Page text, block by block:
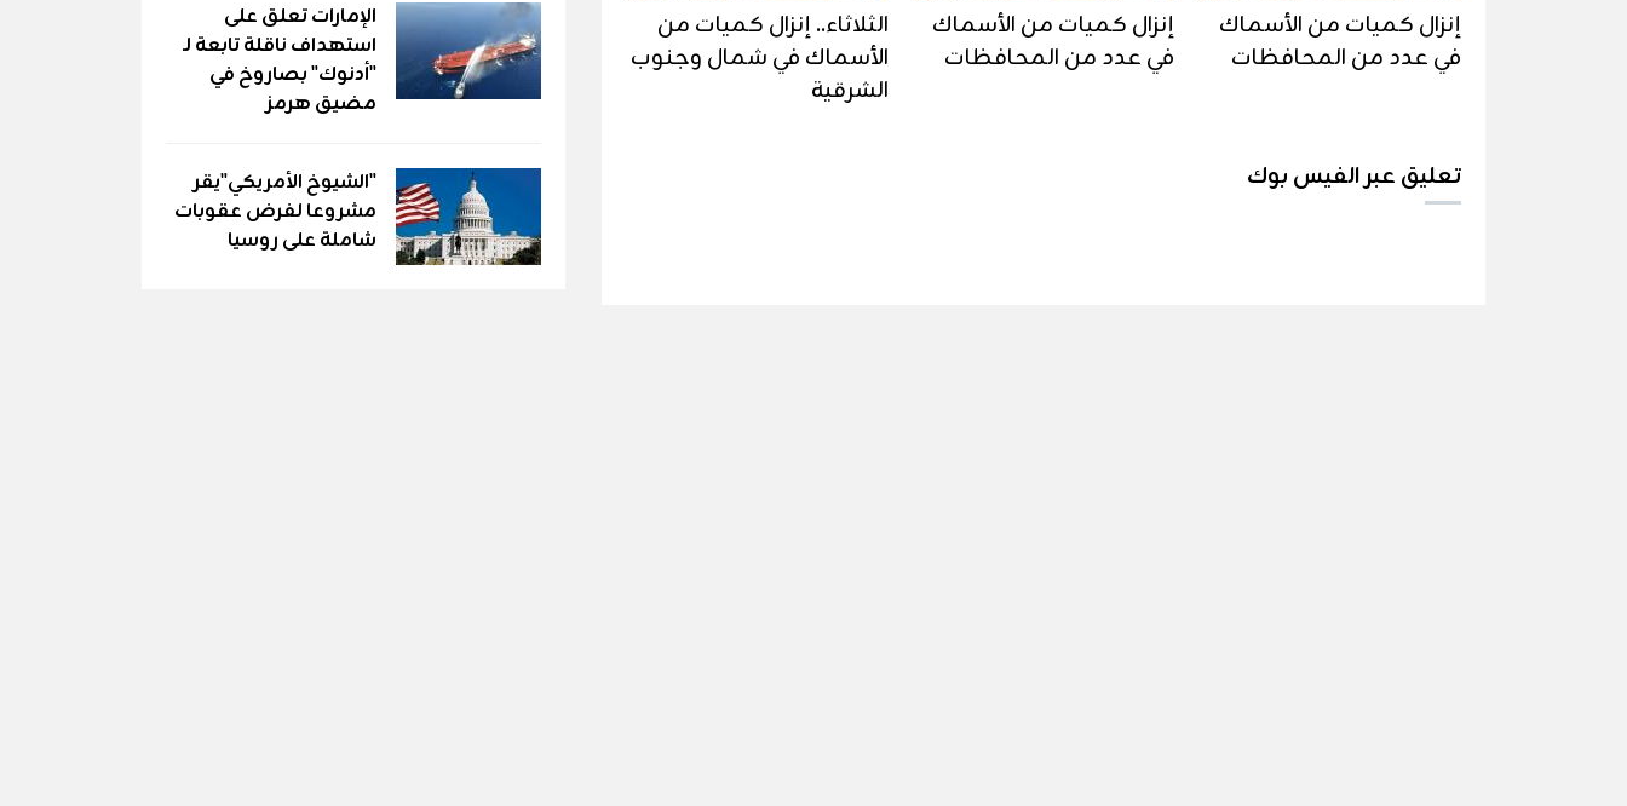
إنزال كميات من الأسماك
في عدد من المحافظات
إنزال كميات من الأسماك
في عدد من المحافظات
الثلاثاء.. إنزال كميات من
الأسماك في شمال وجنوب
الشرقية
تعليق عبر الفيس بوك
الإمارات تعلق على
استهداف ناقلة تابعة لـ
"أدنوك" بصاروخ في
مضيق هرمز
"الشيوخ الأمريكي"يقر
مشروعا لفرض عقوبات
شاملة على روسيا